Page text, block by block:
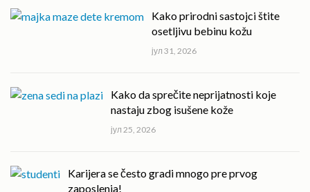
Kako prirodni sastojci štite
osetljivu bebinu kožu
јул 31, 2026
Kako da sprečite neprijatnosti koje
nastaju zbog isušene kože
јул 25, 2026
Karijera se često gradi mnogo pre prvog
zaposlenja!